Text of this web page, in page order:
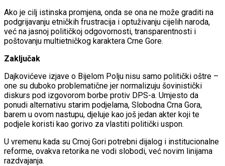
Ako je cilj istinska promjena, onda se ona ne može graditi na
podgrijavanju etničkih frustracija i optuživanju cijelih naroda,
već na jasnoj političkoj odgovornosti, transparentnosti i
poštovanju multietničkog karaktera Crne Gore.
Zaključak
Dajkovićeve izjave o Bijelom Polju nisu samo politički oštre –
one su duboko problematične jer normalizuju šovinistički
diskurs pod izgovorom borbe protiv DPS-a. Umjesto da
ponudi alternativu starim podjelama, Slobodna Crna Gora,
barem u ovom nastupu, djeluje kao još jedan akter koji te
podjele koristi kao gorivo za vlastiti politički uspon.
U vremenu kada su Crnoj Gori potrebni dijalog i institucionalne
reforme, ovakva retorika ne vodi slobodi, već novim linijama
razdvajanja.